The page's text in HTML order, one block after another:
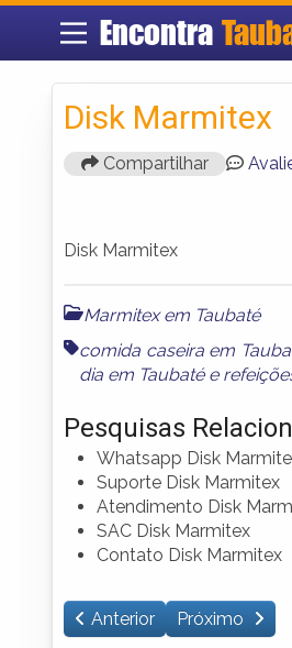
Encontra
Disk Marmitex
Compartilhar
Disk Marmitex
Marmitex em Taubaté
comida caseira em
dia em Taubatée
Pesquisas
Whatsapp Disk
Suporte Disk Marmitex
Atendimento Disk
SAC Disk Marmitex
Contato Disk Marmitex
Anterior Próximo